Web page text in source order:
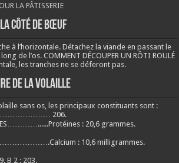
LA PÂTISSERIE
CÔTÉ DE BŒUF
à l’horizontale. Détachez la viande en passant le
de l’os. COMMENT DÉCOUPER UN RÔTI ROULÉ
les tranches ne se déferont pas.
DE LA VOLAILLE
sans os, les principaux constituants sont :
206.
: 20,6 grammes.
: 10,6 milligrammes.
B 2 : 203.